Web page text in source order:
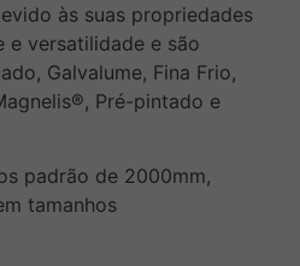
às suas propriedades
e versatilidade e são
Galvalume, Fina Frio,
Pré-pintado e
padrão de 2000mm,
tamanhos